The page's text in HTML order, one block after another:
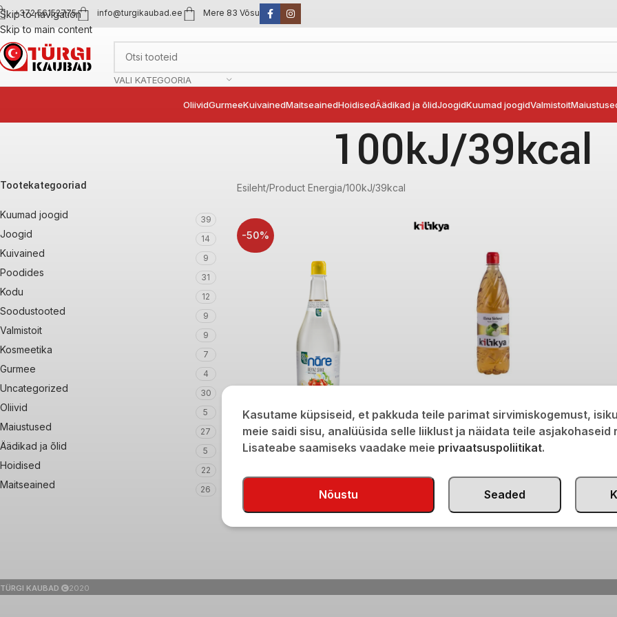
Skip to navigation
Skip to main content
+372 56152775 info@turgikaubad.ee Mere 83 Võsu
VALI KATEGOORIA
OliividGurmeeKuivainedMaitseainedHoidisedÄädikad ja õlidJoogidKuumad joogidValmistoit
100kJ/39kcal
Tootekategooriad
Kuumad joogid 39
Joogid 14
Kuivained 9
Poodides 31
Kodu 12
Soodustooted 9
Valmistoit 9
Kosmeetika 7
Gurmee 4
Uncategorized 30
Oliivid 5
Maiustused 27
Äädikad ja õlid 5
Hoidised 22
Maitseained 26
Esileht Product Energia 100kJ/39kcal
-50%
Valge äädikas sidruni aroomiga 1000ml
2,70 €1,35
€ 2,90
TÜRGI KAUBAD 2020
Kasutame küpsiseid, et pakkuda teile parimat sirvimiskogemust,
meie saidi sisu, analüüsida selle liiklust ja näidata teile asjakohaseid
Lisateabe saamiseks vaadake meie privaatsuspoliitikat.
Nõustu Seaded